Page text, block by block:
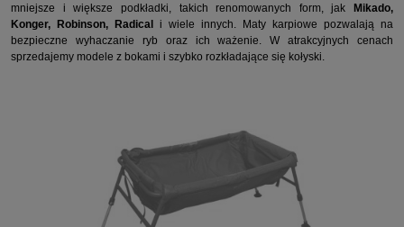
mniejsze i większe podkładki, takich renomowanych form, jak
Mikado,
Konger, Robinson, Radical
i wiele innych. Maty karpiowe pozwalają na
bezpieczne wyhaczanie ryb oraz ich ważenie. W atrakcyjnych cenach
sprzedajemy modele z bokami i szybko rozkładające się kołyski.